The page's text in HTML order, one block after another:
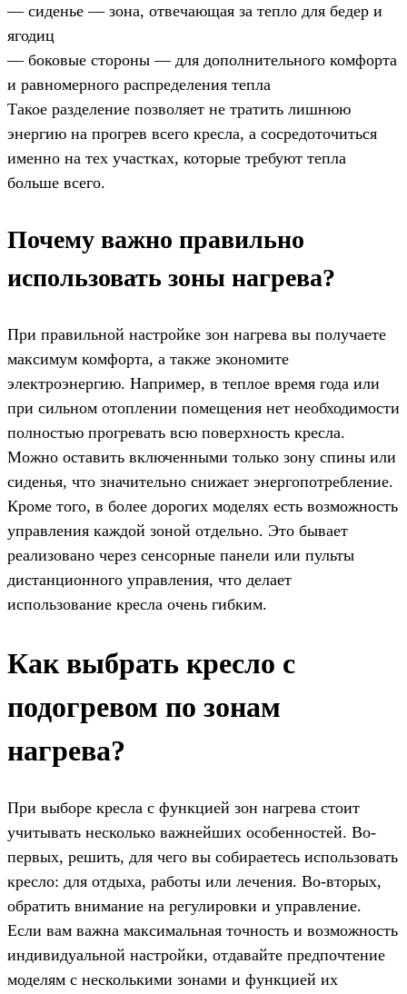
— сиденье — зона, отвечающая за тепло для бедер и
ягодиц
— боковые стороны — для дополнительного комфорта
и равномерного распределения тепла
Такое разделение позволяет не тратить лишнюю
энергию на прогрев всего кресла, а сосредоточиться
именно на тех участках, которые требуют тепла
больше всего.
Почему важно правильно
использовать зоны нагрева?
При правильной настройке зон нагрева вы получаете
максимум комфорта, а также экономите
электроэнергию. Например, в теплое время года или
при сильном отоплении помещения нет необходимости
полностью прогревать всю поверхность кресла.
Можно оставить включенными только зону спины или
сиденья, что значительно снижает энергопотребление.
Кроме того, в более дорогих моделях есть возможность
управления каждой зоной отдельно. Это бывает
реализовано через сенсорные панели или пульты
дистанционного управления, что делает
использование кресла очень гибким.
Как выбрать кресло с
подогревом по зонам
нагрева?
При выборе кресла с функцией зон нагрева стоит
учитывать несколько важнейших особенностей. Во-
первых, решить, для чего вы собираетесь использовать
кресло: для отдыха, работы или лечения. Во-вторых,
обратить внимание на регулировки и управление.
Если вам важна максимальная точность и возможность
индивидуальной настройки, отдавайте предпочтение
моделям с несколькими зонами и функцией их